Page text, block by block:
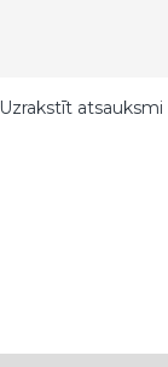
Uzrakstīt atsauksmi